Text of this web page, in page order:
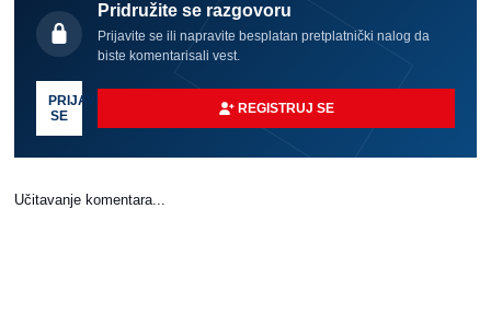
Pridružite se razgovoru
Prijavite se ili napravite besplatan pretplatnički nalog da
biste komentarisali vest.
PRIJAVI
SE
REGISTRUJ SE
Učitavanje komentara...